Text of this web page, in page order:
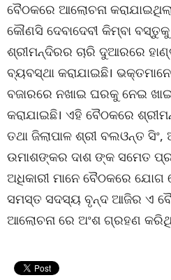
ବୈଠକରେ ଆଲୋଚନା
କୌଣସି ଦେବାଦେବୀ କିମ୍ବା ବସ୍ତୁକୁ
ଶ୍ରୀମନ୍ଦିରର ଚାରି ଦୁଆରରେ
ବ୍ୟବସ୍ଥା କରାଯାଇଛି।
ବଜାରରେ ନଖାଇ ଘରକୁ ନେଇ
କରାଯାଇଛି। ଏହି ବୈଠକରେ
ତଥା ଜିଲାପାଳ ଶ୍ରୀ ବଲଓନ୍ତ
ଉମାଶଙ୍କର ଦାଶ ଙ୍କ ସମେତ
ଅଧିକାରୀ ମାନେ ବୈଠକରେ
ସମସ୍ତ ସଦସ୍ୟ ବୃନ୍ଦ ଆଜିର ଏ
ଆଲୋଚନା ରେ ଅଂଶ ଗ୍ରହଣ